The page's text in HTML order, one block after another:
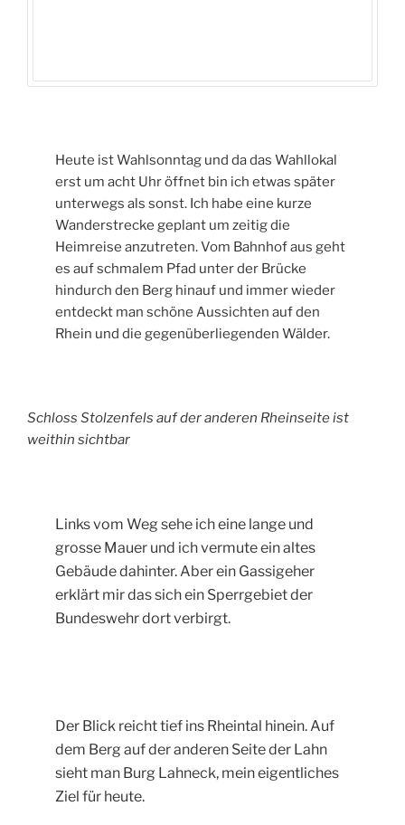
Heute ist Wahlsonntag und da das Wahllokal
erst um acht Uhr öffnet bin ich etwas später
unterwegs als sonst. Ich habe eine kurze
Wanderstrecke geplant um zeitig die
Heimreise anzutreten. Vom Bahnhof aus geht
es auf schmalem Pfad unter der Brücke
hindurch den Berg hinauf und immer wieder
entdeckt man schöne Aussichten auf den
Rhein und die gegenüberliegenden Wälder.
Schloss Stolzenfels auf der anderen Rheinseite ist
weithin sichtbar
Links vom Weg sehe ich eine lange und
grosse Mauer und ich vermute ein altes
Gebäude dahinter. Aber ein Gassigeher
erklärt mir das sich ein Sperrgebiet der
Bundeswehr dort verbirgt.
Der Blick reicht tief ins Rheintal hinein. Auf
dem Berg auf der anderen Seite der Lahn
sieht man Burg Lahneck, mein eigentliches
Ziel für heute.